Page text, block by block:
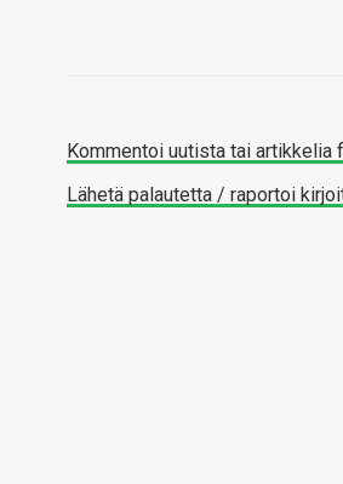
Kommentoi uutista tai artikkelia
Lähetä palautetta / raportoi